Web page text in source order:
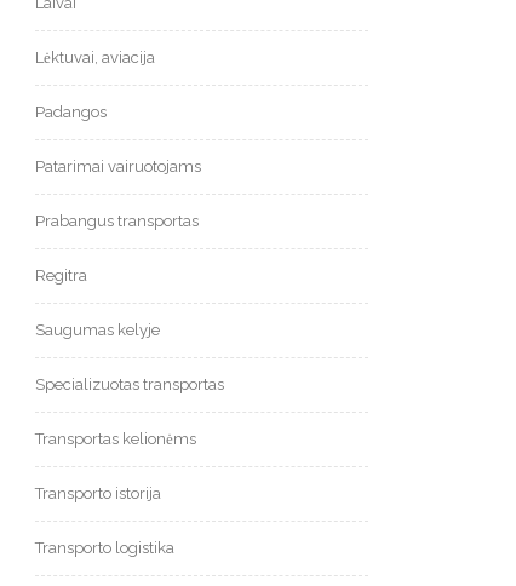
Lėktuvai, aviacija
Padangos
Patarimai vairuotojams
Prabangus transportas
Regitra
Saugumas kelyje
Specializuotas transportas
Transportas kelionėms
Transporto istorija
Transporto logistika